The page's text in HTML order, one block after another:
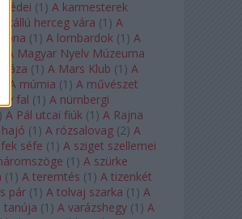
(1 ) A karmesterek
herceg vára (1 ) A
(1 ) A lombardok (1 ) A
A Magyar Nyelv Múzeuma
(1 ) A Mars Klub (1 ) A
A múmia (1 ) A művészet
fal (1 ) A nürnbergi
) A Pál utcai fiúk (1 ) A Rajna
(1 ) A rózsalovag (2) A
séfe (1 ) A sziget szellemei
(1 ) A szürke
(1 ) A teremtés (1 ) A tizenkét
pár (1 ) A tolvaj szarka (1 ) A
tanúja (1 ) A varázshegy (1 ) A